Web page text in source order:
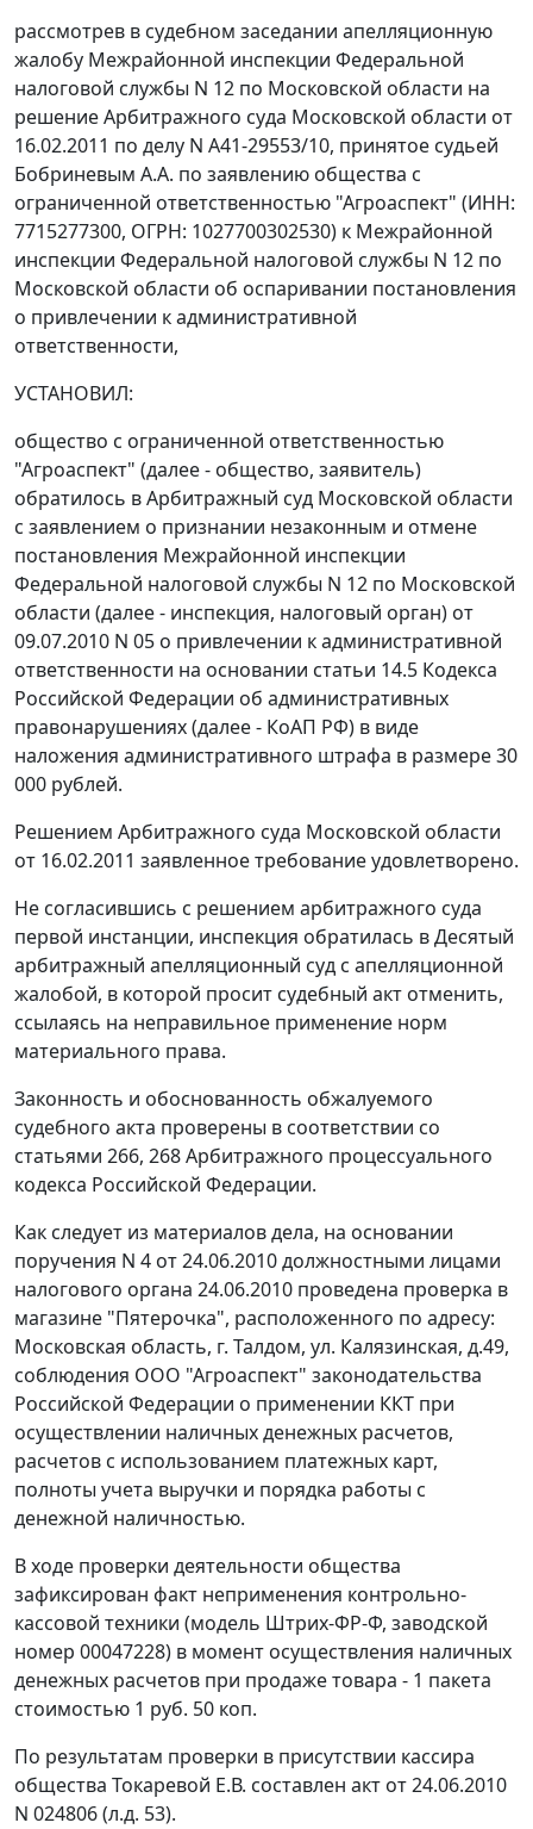
рассмотрев в судебном заседании апелляционную
жалобу Межрайонной инспекции Федеральной
налоговой службы N 12 по Московской области на
решение Арбитражного суда Московской области от
16.02.2011 по делу N А41-29553/10, принятое судьей
Бобриневым А.А. по заявлению общества с
ограниченной ответственностью "Агроаспект" (ИНН:
7715277300, ОГРН: 1027700302530) к Межрайонной
инспекции Федеральной налоговой службы N 12 по
Московской области об оспаривании постановления
о привлечении к административной
ответственности,
УСТАНОВИЛ:
общество с ограниченной ответственностью
"Агроаспект" (далее - общество, заявитель)
обратилось в Арбитражный суд Московской области
с заявлением о признании незаконным и отмене
постановления Межрайонной инспекции
Федеральной налоговой службы N 12 по Московской
области (далее - инспекция, налоговый орган) от
09.07.2010 N 05 о привлечении к административной
ответственности на основании статьи 14.5 Кодекса
Российской Федерации об административных
правонарушениях (далее - КоАП РФ) в виде
наложения административного штрафа в размере 30
000 рублей.
Решением Арбитражного суда Московской области
от 16.02.2011 заявленное требование удовлетворено.
Не согласившись с решением арбитражного суда
первой инстанции, инспекция обратилась в Десятый
арбитражный апелляционный суд с апелляционной
жалобой, в которой просит судебный акт отменить,
ссылаясь на неправильное применение норм
материального права.
Законность и обоснованность обжалуемого
судебного акта проверены в соответствии со
статьями 266, 268Арбитражного процессуального
кодекса Российской Федерации.
Как следует из материалов дела, на основании
поручения N 4 от 24.06.2010 должностными лицами
налогового органа 24.06.2010 проведена проверка в
магазине "Пятерочка", расположенного по адресу:
Московская область, г. Талдом, ул. Калязинская, д.49,
соблюдения ООО "Агроаспект" законодательства
Российской Федерации о применении ККТ при
осуществлении наличных денежных расчетов,
расчетов с использованием платежных карт,
полноты учета выручки и порядка работы с
денежной наличностью.
В ходе проверки деятельности общества
зафиксирован факт неприменения контрольно-
кассовой техники (модель Штрих-ФР-Ф, заводской
номер 00047228) в момент осуществления наличных
денежных расчетов при продаже товара - 1 пакета
стоимостью 1 руб. 50 коп.
По результатам проверки в присутствии кассира
общества Токаревой Е.В. составлен акт от 24.06.2010
N 024806 (л.д. 53).